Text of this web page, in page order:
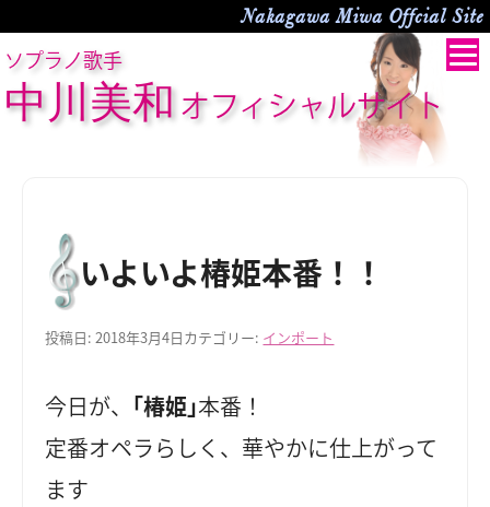
Nakagawa Miwa Offcial Site
ソプラノ歌手
中川美和 オフィシャルサイト
いよいよ椿姫本番！！
投稿日:2018年3月4日カテゴリー: インポート
今日が、 ｢椿姫｣本番！
定番オペラらしく、華やかに仕上がって
ます